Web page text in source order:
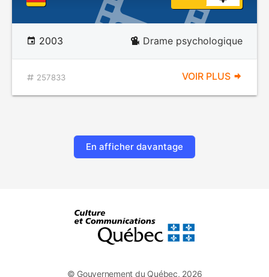
2003 Drame psychologique
257833 VOIR PLUS
En afficher davantage
© Gouvernement du Québec, 2026